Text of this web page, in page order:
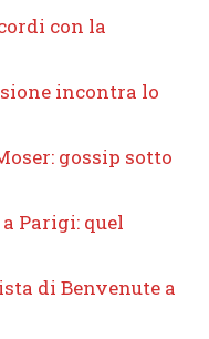
con la
incontra lo
gossip sotto
Parigi: quel
di Benvenute a